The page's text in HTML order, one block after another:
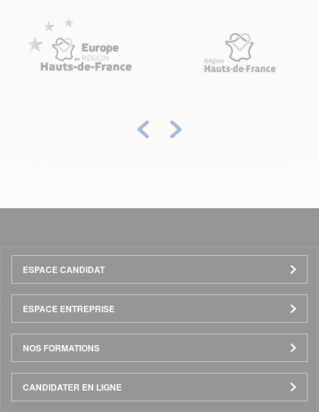
Précédent
Menu
Pied
de
page
ESPACE CANDIDAT
ESPACE ENTREPRISE
NOS FORMATIONS
CANDIDATER EN LIGNE